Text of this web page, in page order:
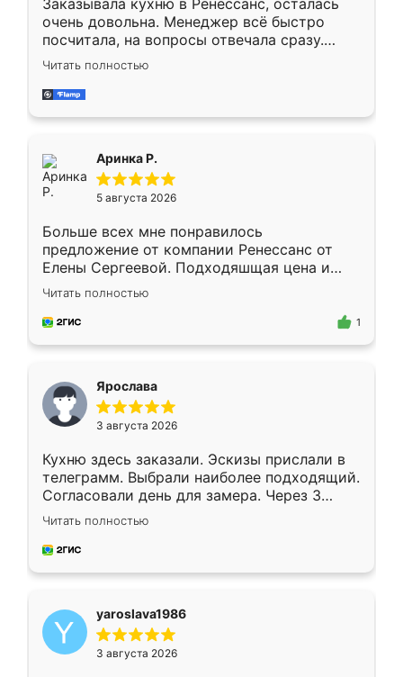
Заказывала кухню в Ренессанс, осталась
очень довольна. Менеджер всё быстро
посчитала, на вопросы отвечала сразу.
Замерщик приехал в субботу, подошёл к
делу со всей ответственностью. Собрали
за день, ребята работали аккуратно, даже
Читать полностью
Аринка Р.
5 августа 2026
Больше всех мне понравилось
предложение от компании Ренессанс от
Елены Сергеевой. Подходяшщая цена и
короткие сроки изготовления. Приехавший
для замера сотрудник Владислав
предложил по моему эскизу самый
Читать полностью
1
Ярослава
3 августа 2026
Кухню здесь заказали. Эскизы прислали в
телеграмм. Выбрали наиболее подходящий.
Согласовали день для замера. Через 3
недели кухня была уже готова. Остались
довольны работой. Спасибо Ренессанс
мебель за качественную работу!
Читать полностью
yaroslava1986
3 августа 2026